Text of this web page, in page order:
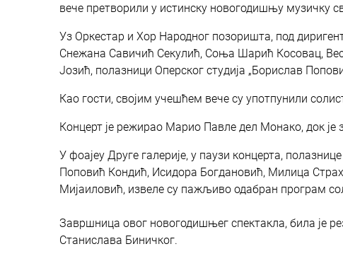
вече претворили у истинску новогодишњу музичку
Уз Оркестар и Хор Народног позоришта, под
Снежана Савичић Секулић, Соња Шарић Косовац,
Јозић, полазници Оперског студија „Борислав
Као гости, својим учешћем вече су употпунили
Концерт је режирао Марио Павле дел Монако, док
У фоајеу Друге галерије, у паузи концерта,
Поповић Кондић, Исидора Богдановић, Милица
Мијaиловић, извеле су пажљиво одабран програм
Завршница овог новогодишњег спектакла, била је
Станислава Биничког.